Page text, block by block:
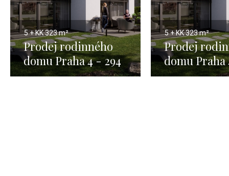
5 + KK323 m²
Prodej rodinného
domu Praha 4 - 294
m2 1
5 + KK323 m²
Prodej
domu Praha
m2